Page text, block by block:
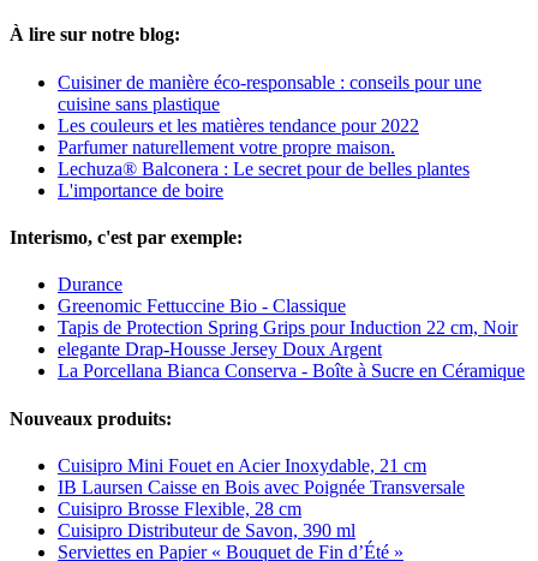
À lire sur notre blog:
Cuisiner de manière éco-responsable : conseils pour une
cuisine sans plastique
Les couleurs et les matières tendance pour 2022
Parfumer naturellement votre propre maison.
Lechuza® Balconera : Le secret pour de belles plantes
L'importance de boire
Interismo, c'est par exemple:
Durance
Greenomic Fettuccine Bio - Classique
Tapis de Protection Spring Grips pour Induction 22 cm, Noir
elegante Drap-Housse Jersey Doux Argent
La Porcellana Bianca Conserva - Boîte à Sucre en Céramique
Nouveaux produits:
Cuisipro Mini Fouet en Acier Inoxydable, 21 cm
IB Laursen Caisse en Bois avec Poignée Transversale
Cuisipro Brosse Flexible, 28 cm
Cuisipro Distributeur de Savon, 390 ml
Serviettes en Papier « Bouquet de Fin d’Été »